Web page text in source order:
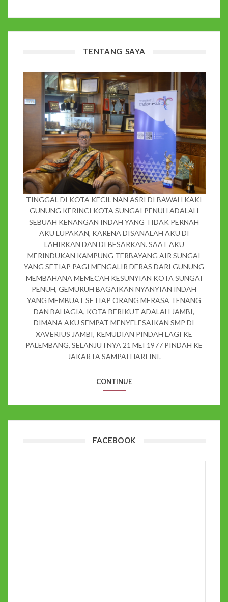
TENTANG SAYA
TINGGAL DI KOTA KECIL NAN ASRI DI BAWAH KAKI
GUNUNG KERINCI KOTA SUNGAI PENUH ADALAH
SEBUAH KENANGAN INDAH YANG TIDAK PERNAH
AKU LUPAKAN, KARENA DISANALAH AKU DI
LAHIRKAN DAN DI BESARKAN. SAAT AKU
MERINDUKAN KAMPUNG TERBAYANG AIR SUNGAI
YANG SETIAP PAGI MENGALIR DERAS DARI GUNUNG
MEMBAHANA MEMECAH KESUNYIAN KOTA SUNGAI
PENUH, GEMURUH BAGAIKAN NYANYIAN INDAH
YANG MEMBUAT SETIAP ORANG MERASA TENANG
DAN BAHAGIA, KOTA BERIKUT ADALAH JAMBI,
DIMANA AKU SEMPAT MENYELESAIKAN SMP DI
XAVERIUS JAMBI, KEMUDIAN PINDAH LAGI KE
PALEMBANG, SELANJUTNYA 21 MEI 1977 PINDAH KE
JAKARTA SAMPAI HARI INI.
CONTINUE
FACEBOOK